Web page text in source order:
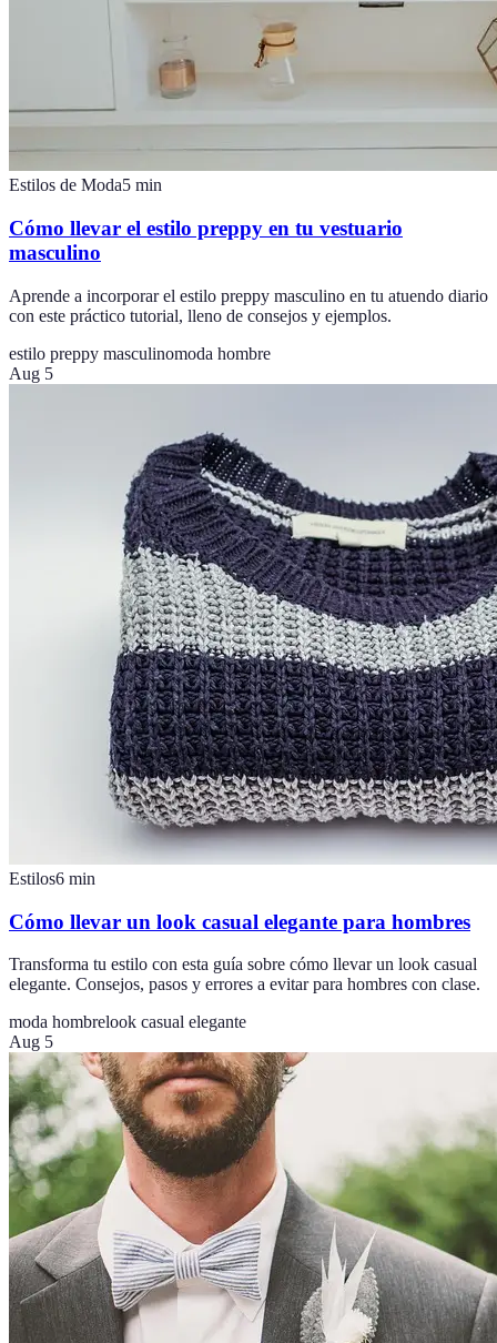
Estilos de Moda5 min
Cómo llevar el estilo preppy en tu vestuario
masculino
Aprende a incorporar el estilo preppy masculino en tu atuendo diario
con este práctico tutorial, lleno de consejos y ejemplos.
estilo preppy masculinomoda hombre
Aug 5
Estilos6 min
Cómo llevar un look casual elegante para hombres
Transforma tu estilo con esta guía sobre cómo llevar un look casual
elegante. Consejos, pasos y errores a evitar para hombres con clase.
moda hombrelook casual elegante
Aug 5